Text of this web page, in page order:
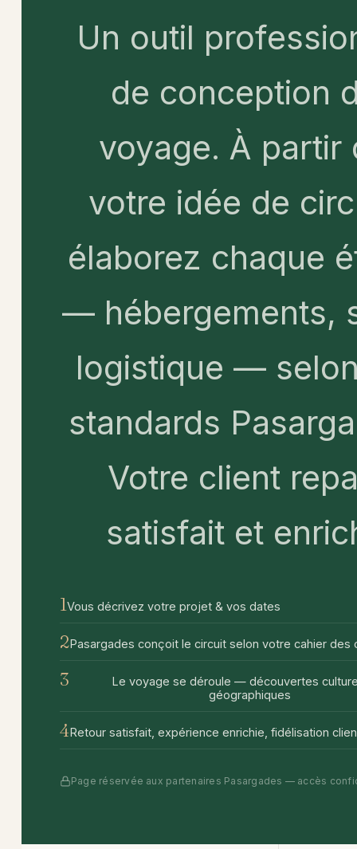
Un outil
de conception
voyage. À partir
votre idée de
élaborez chaque
— hébergements,
logistique —
standards
Votre client
satisfait et
1Vous décrivez votre projet & vos dates
2Pasargades conçoit le circuit selon votre cahier des
3
Le voyage se déroule — découvertes
géographiques
4Retour satisfait, expérience enrichie, fidélisation
Page réservée aux partenaires Pasargades — accès